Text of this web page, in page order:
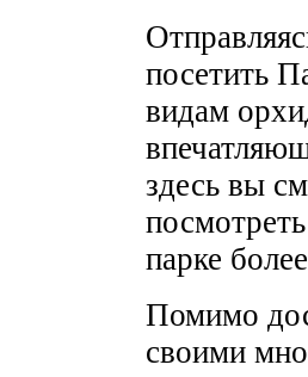
посетить
видам
здесь вы
парке
Помимо
своими